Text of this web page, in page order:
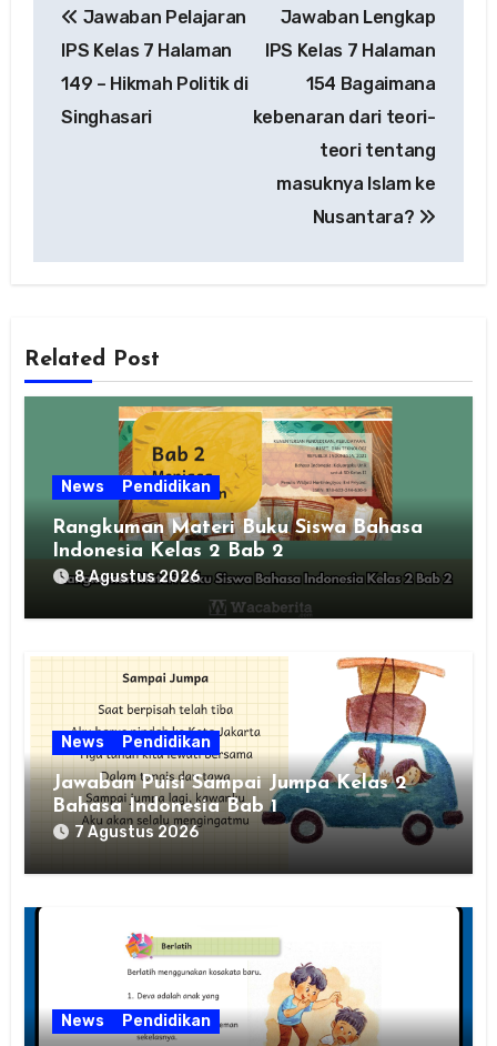
pos
Jawaban Pelajaran
IPS Kelas 7 Halaman
149 – Hikmah Politik di
Singhasari
Jawaban Lengkap
IPS Kelas 7 Halaman
154 Bagaimana
kebenaran dari teori-
teori tentang
masuknya Islam ke
Nusantara?
Related Post
News Pendidikan
Rangkuman Materi Buku Siswa Bahasa
Indonesia Kelas 2 Bab 2
8 Agustus 2026
News Pendidikan
Jawaban Puisi Sampai Jumpa Kelas 2
Bahasa Indonesia Bab 1
7 Agustus 2026
News Pendidikan